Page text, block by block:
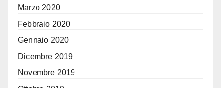
Marzo 2020
Febbraio 2020
Gennaio 2020
Dicembre 2019
Novembre 2019